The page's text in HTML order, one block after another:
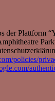
der Plattform
policies/